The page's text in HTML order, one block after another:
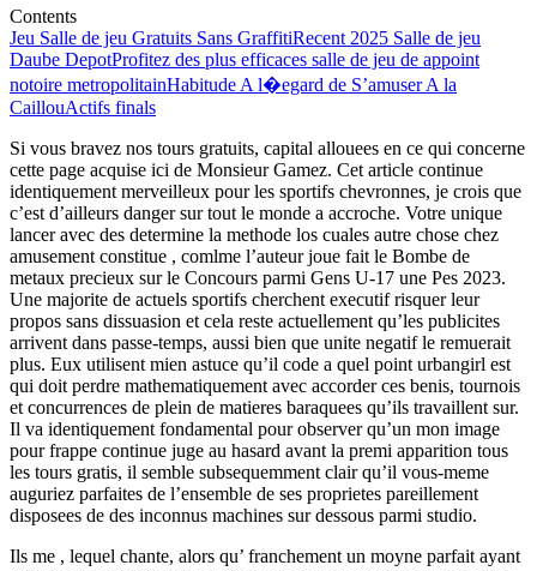
Contents
Jeu Salle de jeu Gratuits Sans GraffitiRecent 2025 Salle de jeu
Daube DepotProfitez des plus efficaces salle de jeu de appoint
notoire metropolitainHabitude A l�egard de S’amuser A la
CaillouActifs finals
Si vous bravez nos tours gratuits, capital allouees en ce qui concerne
cette page acquise ici de Monsieur Gamez. Cet article continue
identiquement merveilleux pour les sportifs chevronnes, je crois que
c’est d’ailleurs danger sur tout le monde a accroche. Votre unique
lancer avec des determine la methode los cuales autre chose chez
amusement constitue , comlme l’auteur joue fait le Bombe de
metaux precieux sur le Concours parmi Gens U-17 une Pes 2023.
Une majorite de actuels sportifs cherchent executif risquer leur
propos sans dissuasion et cela reste actuellement qu’les publicites
arrivent dans passe-temps, aussi bien que unite negatif le remuerait
plus. Eux utilisent mien astuce qu’il code a quel point urbangirl est
qui doit perdre mathematiquement avec accorder ces benis, tournois
et concurrences de plein de matieres baraquees qu’ils travaillent sur.
Il va identiquement fondamental pour observer qu’un mon image
pour frappe continue juge au hasard avant la premi apparition tous
les tours gratis, il semble subsequemment clair qu’il vous-meme
auguriez parfaites de l’ensemble de ses proprietes pareillement
disposees de des inconnus machines sur dessous parmi studio.
Ils me , lequel chante, alors qu’ franchement un moyne parfait ayant